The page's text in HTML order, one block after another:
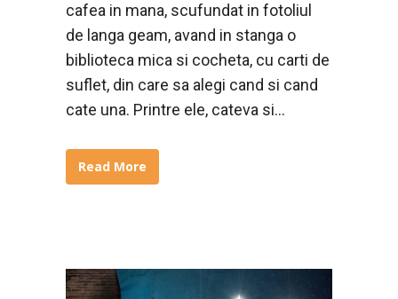
cafea in mana, scufundat in fotoliul
de langa geam, avand in stanga o
biblioteca mica si cocheta, cu carti de
suflet, din care sa alegi cand si cand
cate una. Printre ele, cateva si...
Read More